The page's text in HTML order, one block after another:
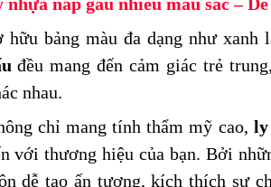
hữu bảng màu đa dạng như
đều mang đến cảm giác trẻ
nhau.
chỉ mang tính thẩm mỹ cao, ly
với thương hiệu của bạn. Bởi
dễ tạo ấn tượng, kích thích sự